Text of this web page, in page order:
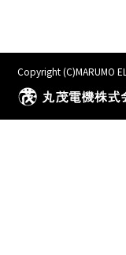
Copyright (C)MARUMO